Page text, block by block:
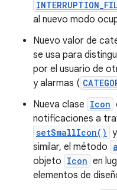
al nuevo modo
Nuevo valor de
se usa para
por el usuario de
y alarmas (
Nueva clase Icon
notificaciones a
setSmallIcon() y
similar, el método
objeto Icon en
elementos de